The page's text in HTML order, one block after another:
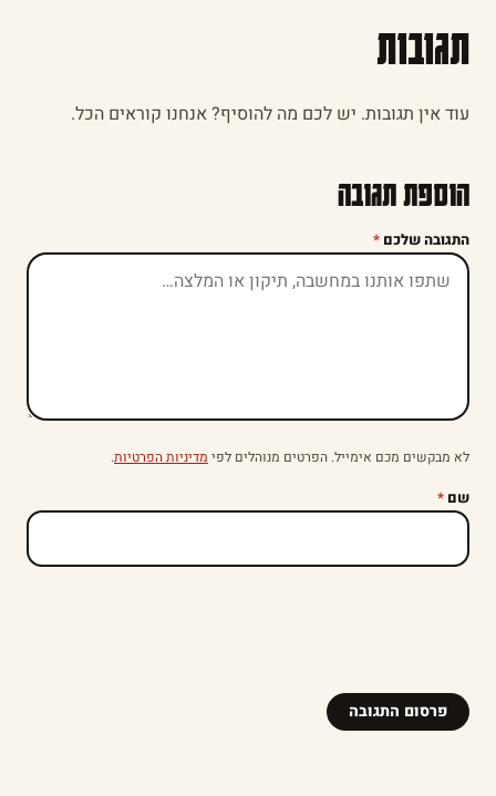
תגובות
עוד אין תגובות. יש לכם מה להוסיף? אנחנו קוראים הכל.
הוספת תגובה
התגובה שלכם *
לא מבקשים מכם אימייל. הפרטים מנוהלים לפי מדיניות הפרטיות.
שם *